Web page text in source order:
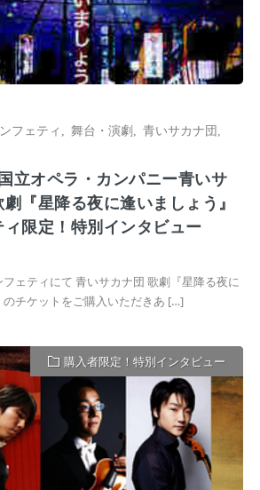
フェティ 舞台・演劇 青いサカナ団
立オペラ・カンパニー青いサ
『星降る夜に逢いましょう』
ィ限定！特別インタビュー
ェティにて 青いサカナ団 歌劇『星降る夜に
のチケットをご購入いただきあ […]
購入者限定！特別インタビュー